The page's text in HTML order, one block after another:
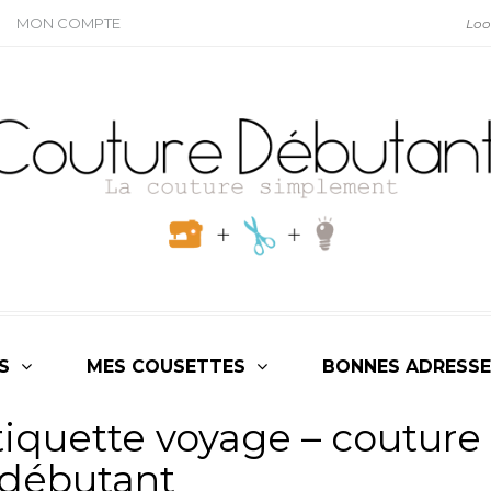
MON COMPTE
MES COUSETTES BONNES
voyage – couture